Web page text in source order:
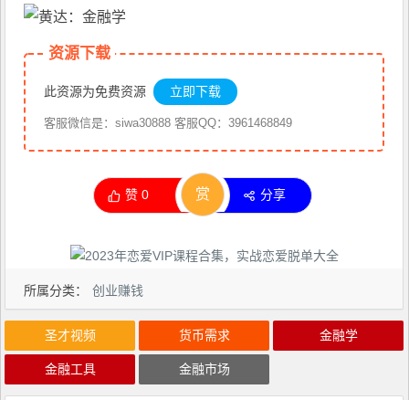
资源下载
此资源为免费资源 立即下载
客服微信是：siwa30888 客服QQ：3961468849
赞0 赏 分享
所属分类： 创业赚钱
圣才视频 货币需求 金融学
金融工具 金融市场